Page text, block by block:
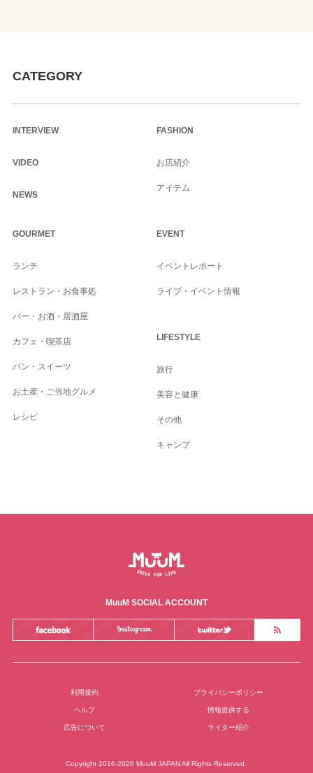
CATEGORY
INTERVIEW
VIDEO
NEWS
FASHION
お店紹介
アイテム
GOURMET
ランチ
レストラン・お食事処
バー・お酒・居酒屋
カフェ・喫茶店
パン・スイーツ
お土産・ご当地グルメ
レシピ
EVENT
イベントレポート
ライブ・イベント情報
LIFESTYLE
旅行
美容と健康
その他
キャンプ
MuuM SOCIAL ACCOUNT
利用規約 プライバシーポリシー
ヘルプ 情報提供する
広告について ライター紹介
Copyright 2016-2026 MuuM JAPAN All Rights Reserved.